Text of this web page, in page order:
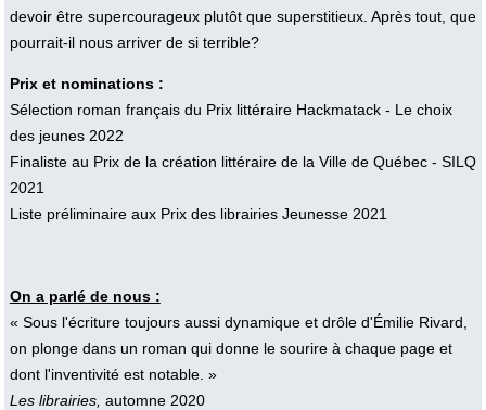
devoir être supercourageux plutôt que superstitieux. Après tout, que
pourrait-il nous arriver de si terrible?
Prix et nominations :
Sélection roman français du Prix littéraire Hackmatack - Le choix
des jeunes 2022
Finaliste au Prix de la création littéraire de la Ville de Québec - SILQ
2021
Liste préliminaire aux Prix des librairies Jeunesse 2021
On a parlé de nous :
« Sous l'écriture toujours aussi dynamique et drôle d'Émilie Rivard,
on plonge dans un roman qui donne le sourire à chaque page et
dont l'inventivité est notable. »
Les librairies, automne 2020